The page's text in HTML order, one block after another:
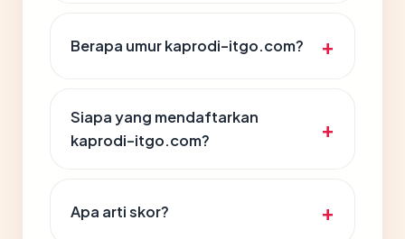
Berapa umur kaprodi-itgo.com?
Siapa yang mendaftarkan
kaprodi-itgo.com?
Apa arti skor?